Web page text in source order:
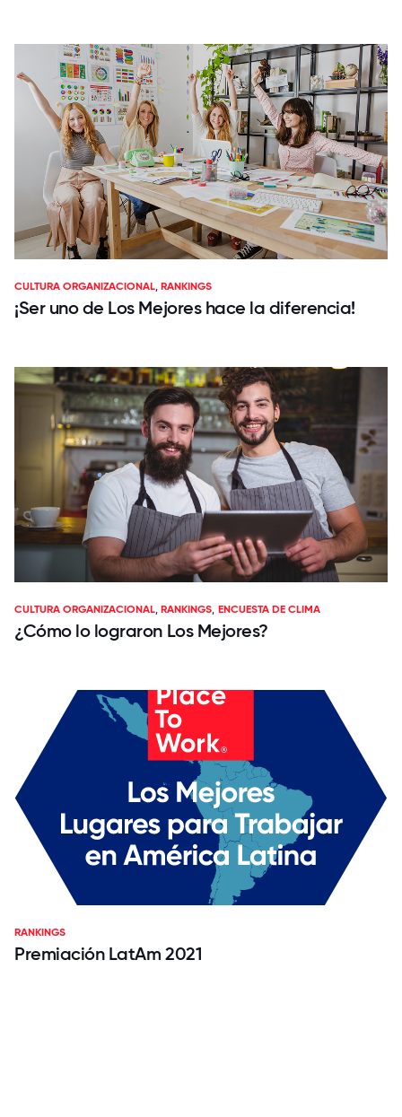
CULTURA ORGANIZACIONAL,RANKINGS
¡Ser uno de Los Mejores hace la diferencia!
CULTURA ORGANIZACIONAL,RANKINGS, ENCUESTA DE CLIMA
¿Cómo lo lograron Los Mejores?
RANKINGS
Premiación LatAm 2021